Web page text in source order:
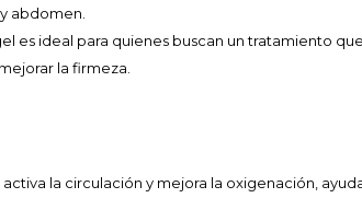
abdomen.
es ideal para quienes buscan un tratamiento
la firmeza.
activa la circulación y mejora la oxigenación,